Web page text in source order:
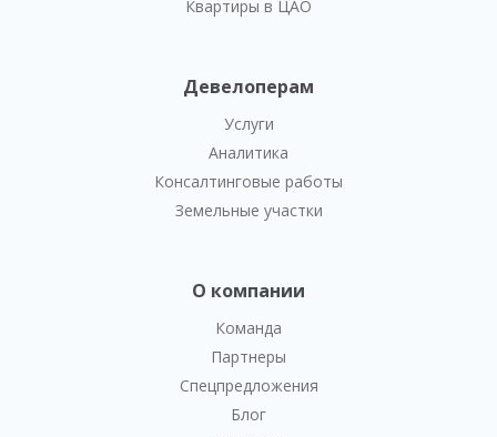
Квартиры в ЦАО
Девелоперам
Услуги
Аналитика
Консалтинговые работы
Земельные участки
О компании
Команда
Партнеры
Спецпредложения
Блог